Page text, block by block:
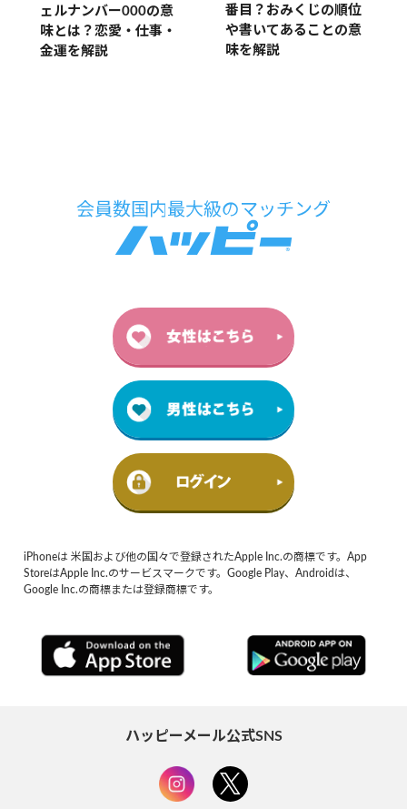
ェルナンバー000の意
味とは？恋愛・仕事・
金運を解説
番目？おみくじの順位
や書いてあることの意
味を解説
iPhoneは 米国および他の国々で登録されたApple Inc.の商標です。App
StoreはApple Inc.のサービスマークです。Google Play、Androidは、
Google Inc.の商標または登録商標です。
ハッピーメール公式SNS